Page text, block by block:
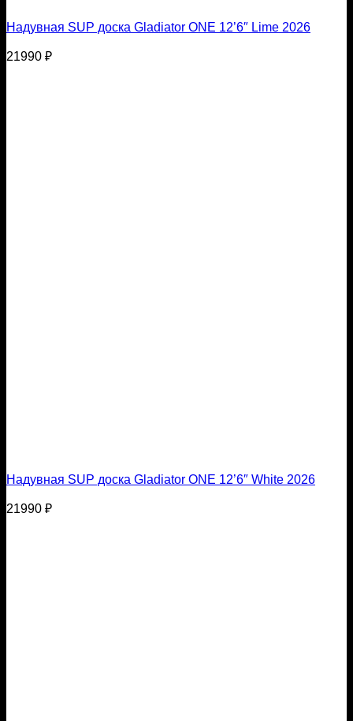
Надувная SUP доска Gladiator ONE 12’6″ Lime 2026
21990 ₽
Надувная SUP доска Gladiator ONE 12’6″ White 2026
21990 ₽